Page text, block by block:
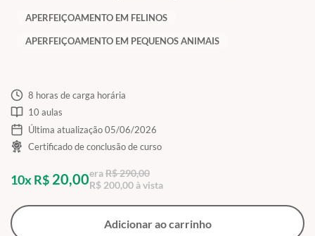
APERFEIÇOAMENTO EM FELINOS
APERFEIÇOAMENTO EM PEQUENOS ANIMAIS
8 horas de carga horária
10 aulas
Última atualização 05/06/2026
Certificado de conclusão de curso
10x R$ 20,00eraR$ 290,00
R$ 200,00 à vista
Adicionar ao carrinho